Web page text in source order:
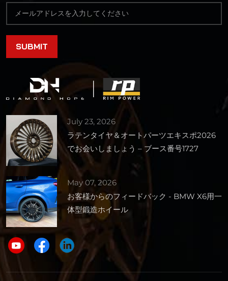
July 23, 2026
ラテンタイヤ＆オートパーツエキスポ2026
でお会いしましょう – ブース番号1727
May 07, 2026
お客様からのフィードバック - BMW X6用一
体型鍛造ホイール